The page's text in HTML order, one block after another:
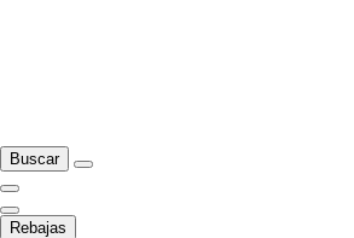
Buscar
Rebajas